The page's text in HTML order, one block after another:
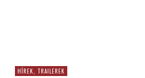
HÍREK, TRAILEREK